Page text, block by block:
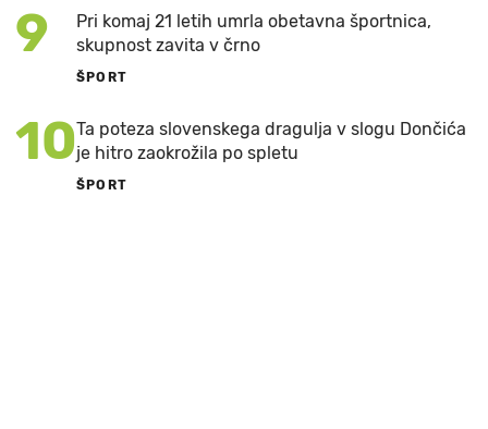
9
Pri komaj 21 letih umrla obetavna športnica,
skupnost zavita v črno
ŠPORT
10Ta poteza slovenskega dragulja v slogu Dončića
je hitro zaokrožila po spletu
ŠPORT